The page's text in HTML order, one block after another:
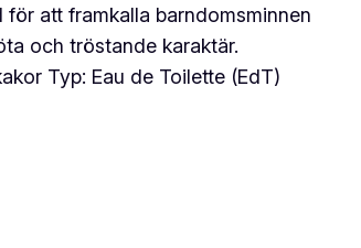
att framkalla barndomsminnen
och tröstande karaktär.
Typ: Eau de Toilette (EdT)